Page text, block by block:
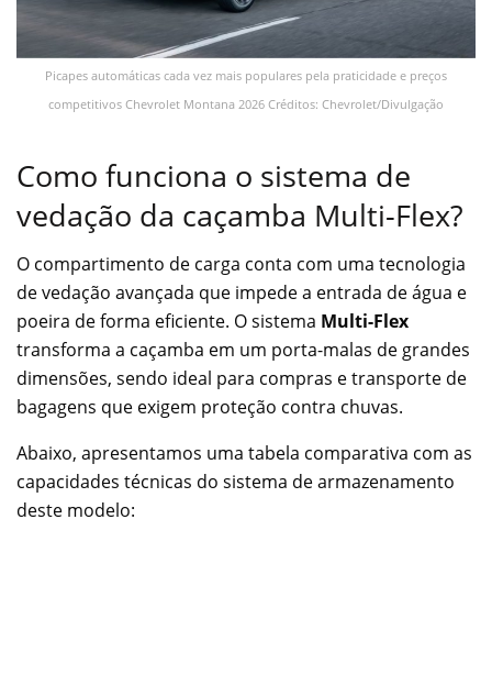
Picapes automáticas cada vez mais populares pela praticidade e preços
competitivos Chevrolet Montana 2026 Créditos: Chevrolet/Divulgação
Como funciona o sistema de
vedação da caçamba Multi-Flex?
O compartimento de carga conta com uma tecnologia
de vedação avançada que impede a entrada de água e
poeira de forma eficiente. O sistema Multi-Flex
transforma a caçamba em um porta-malas de grandes
dimensões, sendo ideal para compras e transporte de
bagagens que exigem proteção contra chuvas.
Abaixo, apresentamos uma tabela comparativa com as
capacidades técnicas do sistema de armazenamento
deste modelo: